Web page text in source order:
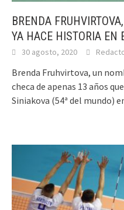
BRENDA
YA HACE HISTORIA EN
30 agosto, 2020
Brenda Fruhvirtova, un
checa de apenas 13 años
Siniakova (54ª del mundo)